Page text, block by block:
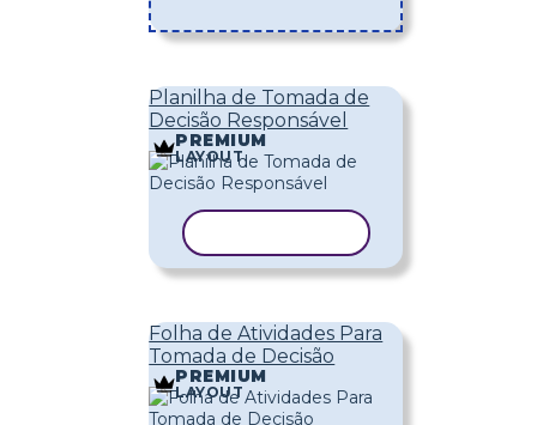
Planilha de Tomada de
Decisão Responsável
PREMIUM
LAYOUT
Folha de Atividades Para
Tomada de Decisão
PREMIUM
LAYOUT